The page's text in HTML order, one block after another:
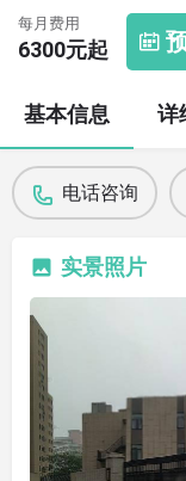
每月费用
6300元起
基本信息 详
电话咨询
实景照片